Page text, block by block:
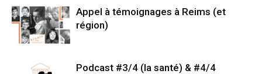
Appel à témoignages à Reims (et
région)
Podcast #3/4 (la santé) & #4/4